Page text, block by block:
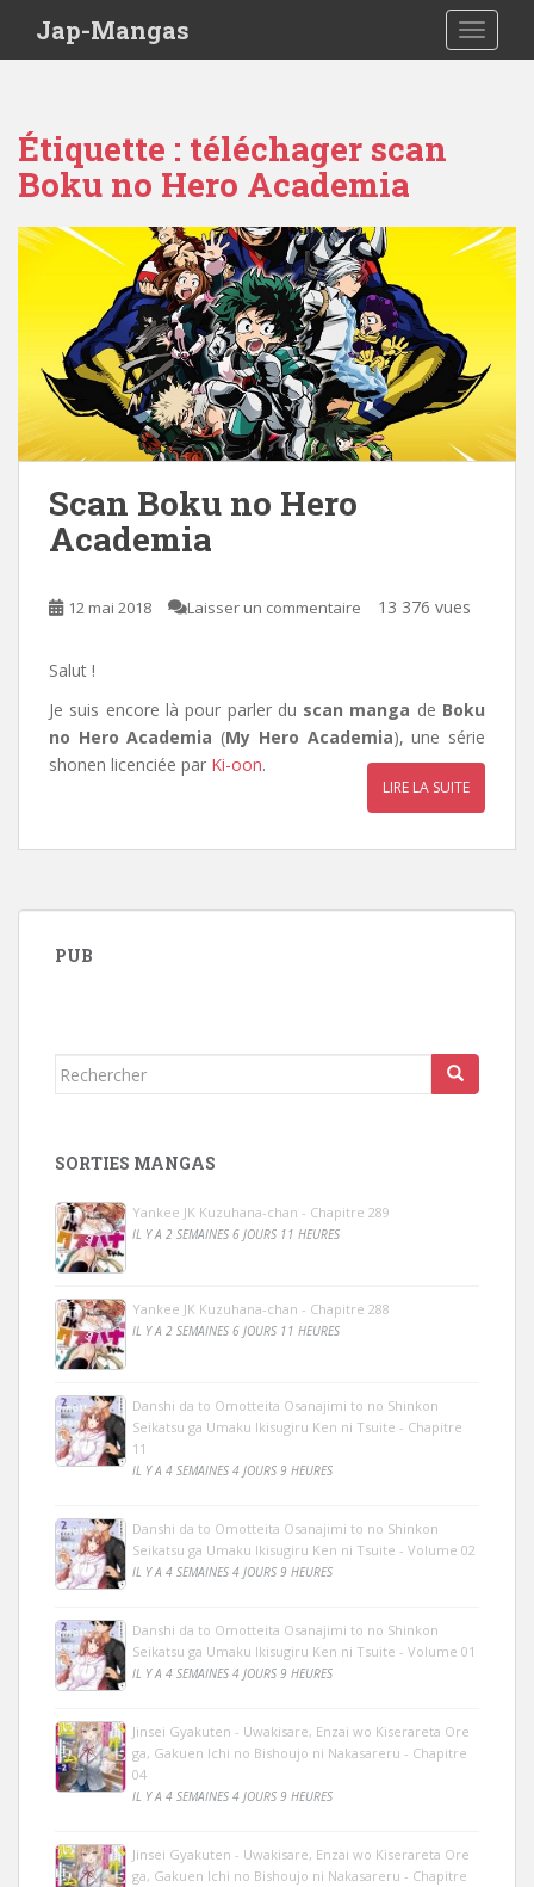
Jap-Mangas
Étiquette : téléchager scan
Boku no Hero Academia
Scan Boku no Hero
Academia
12 mai 2018 Laisser un commentaire 13 376 vues
Salut !
Je suis encore là pour parler du scan manga de Boku
no Hero Academia (My Hero Academia), une série
shonen licenciée par Ki-oon.
LIRE LA SUITE
PUB
Rechercher...
SORTIES MANGAS
Yankee JK Kuzuhana-chan - Chapitre 289
IL Y A 2 SEMAINES 6 JOURS 11 HEURES
Yankee JK Kuzuhana-chan - Chapitre 288
IL Y A 2 SEMAINES 6 JOURS 11 HEURES
Danshi da to Omotteita Osanajimi to no Shinkon
Seikatsu ga Umaku Ikisugiru Ken ni Tsuite - Chapitre
11
IL Y A 4 SEMAINES 4 JOURS 9 HEURES
Danshi da to Omotteita Osanajimi to no Shinkon
Seikatsu ga Umaku Ikisugiru Ken ni Tsuite - Volume 02
IL Y A 4 SEMAINES 4 JOURS 9 HEURES
Danshi da to Omotteita Osanajimi to no Shinkon
Seikatsu ga Umaku Ikisugiru Ken ni Tsuite - Volume 01
IL Y A 4 SEMAINES 4 JOURS 9 HEURES
Jinsei Gyakuten - Uwakisare, Enzai wo Kiserareta Ore
ga, Gakuen Ichi no Bishoujo ni Nakasareru - Chapitre
04
IL Y A 4 SEMAINES 4 JOURS 9 HEURES
Jinsei Gyakuten - Uwakisare, Enzai wo Kiserareta Ore
ga, Gakuen Ichi no Bishoujo ni Nakasareru - Chapitre